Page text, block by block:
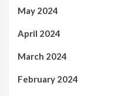
May 2024
April 2024
March 2024
February 2024